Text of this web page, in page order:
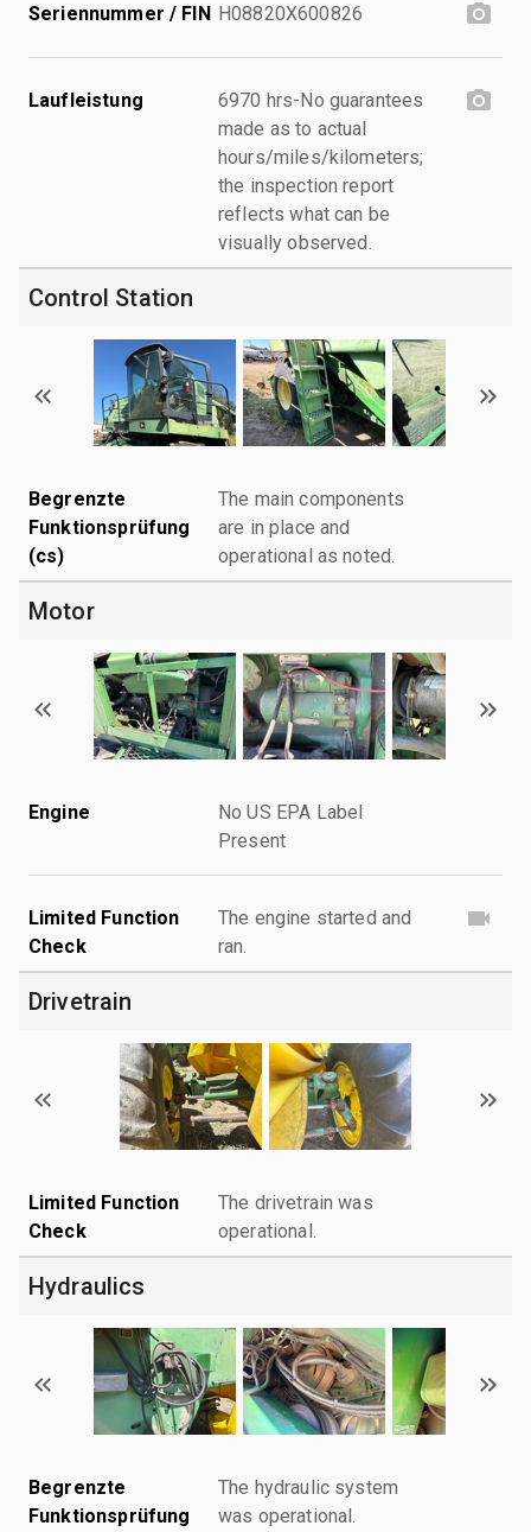
Seriennummer / FIN H08820X600826
Laufleistung
6970 hrs-No guarantees
made as to actual
hours/miles/kilometers;
the inspection report
reflects what can be
visually observed.
Control Station
Begrenzte
Funktionsprüfung
(cs)
The main components
are in place and
operational as noted.
Motor
Engine
No US EPA Label
Present
Limited Function
Check
The engine started and
ran.
Drivetrain
Limited Function
Check
The drivetrain was
operational.
Hydraulics
Begrenzte
Funktionsprüfung
The hydraulic system
was operational.